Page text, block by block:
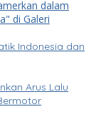
Indonesia dan
Arus Lalu